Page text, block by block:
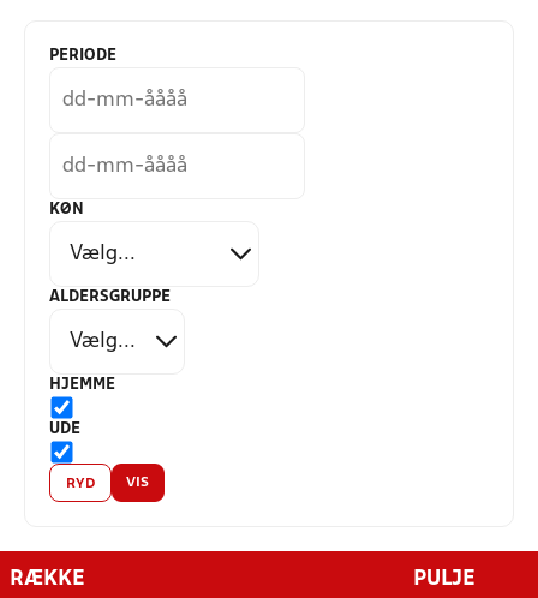
PERIODE
KØN
ALDERSGRUPPE
HJEMME
UDE
RYD VIS
RÆKKE PULJE